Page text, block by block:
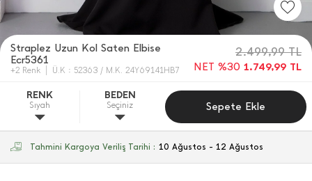
Straplez Uzun Kol Saten Elbise
Ecr5361
+2 Renk Ü.K : 52363 / M.K. 24Y69141HB7 NET %30 1.749,99 TL
2.499,99TL
RENK
Sıyah
BEDEN
Seçiniz Sepete Ekle
Tahmini Kargoya Veriliş Tarihi : 10 Ağustos - 12 Ağustos